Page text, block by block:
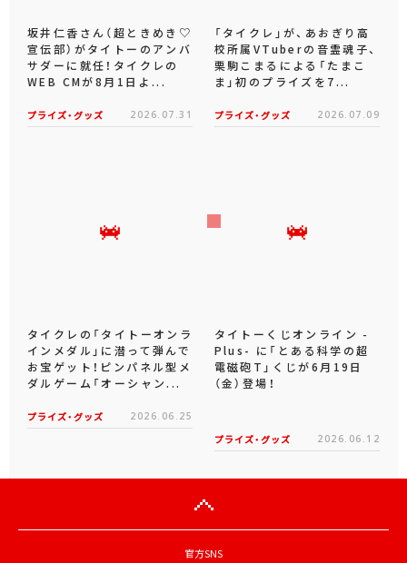
坂井仁香さん（超ときめき♡
宣伝部）がタイトーのアンバ
サダーに就任！タイクレの
WEB CMが8月1日よ...
プライズ・グッズ 2026.07.31
「タイクレ」が、あおぎり高
校所属VTuberの音霊魂子、
栗駒こまるによる「たまこ
ま」初のプライズを7...
プライズ・グッズ 2026.07.09
タイクレの「タイトーオンラ
インメダル」に潜って弾んで
お宝ゲット！ピンパネル型メ
ダルゲーム「オーシャン...
プライズ・グッズ 2026.06.25
タイトーくじオンライン -
Plus- に「とある科学の超
電磁砲T」くじが6月19日
（金）登場！
プライズ・グッズ 2026.06.12
官方SNS